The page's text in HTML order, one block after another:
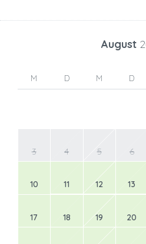
August
M D M D
3 4 5 6
10 11 12 13
17 18 19 20